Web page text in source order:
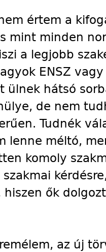
értem a
mint minden
a legjobb
ENSZ
hátsó
de nem
Tudnék
lenne méltó,
komoly
ők
az új